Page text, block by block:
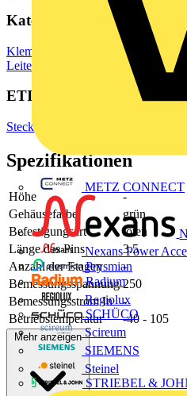
METZ CONNECT
Nexans Power
Prysmian
Radium
Regiolux
SCHÜCO
Scireum
SIEMENS
Steinel
STRIEBEL &
Kategorien
Klemmen, Steckverbinder &
Leiterplattensteckverbinder
ETIM Group
Steckverbinder
Spezifikationen
Höhe
-
Gehäusefarbe
grün
Befestigungsart
löten
Länge des Pins
3.5
Anzahl der Etagen
-
Bemessungsspannung 250
Bemessungsstrom In
-
Betriebstemperatur
-40 - 105
Mehr anzeigen